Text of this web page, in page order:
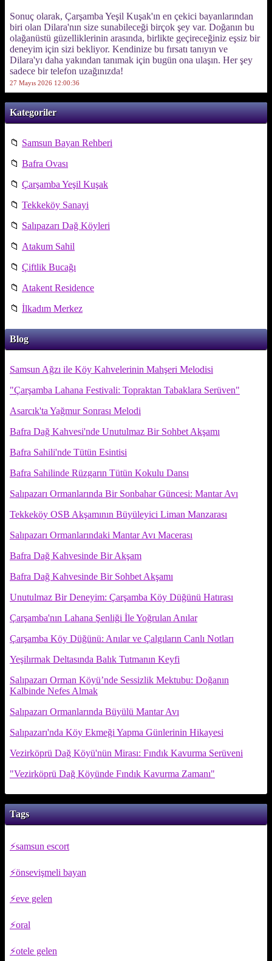
Kategoriler
📁 Samsun Bayan Rehberi
📁 Bafra Ovası
📁 Çarşamba Yeşil Kuşak
📁 Tekkeköy Sanayi
📁 Salıpazarı Dağ Köyleri
📁 Atakum Sahil
📁 Çiftlik Bucağı
📁 Atakent Residence
📁 İlkadım Merkez
Blog
Samsun Ağzı ile Köy Kahvelerinin Mahşeri Melodisi
"Çarşamba Lahana Festivali: Topraktan Tabaklara Serüven"
Asarcık'ta Yağmur Sonrası Melodi
Bafra Dağ Kahvesi'nde Unutulmaz Bir Sohbet Akşamı
Bafra Sahili'nde Tütün Esintisi
Bafra Sahilinde Rüzgarın Tütün Kokulu Dansı
Salıpazarı Ormanlarında Bir Sonbahar Güncesi: Mantar Avı
Tekkeköy OSB Akşamının Büyüleyici Liman Manzarası
Salıpazarı Ormanlarındaki Mantar Avı Macerası
Bafra Dağ Kahvesinde Bir Akşam
Bafra Dağ Kahvesinde Bir Sohbet Akşamı
Unutulmaz Bir Deneyim: Çarşamba Köy Düğünü Hatırası
Çarşamba'nın Lahana Şenliği İle Yoğrulan Anılar
Çarşamba Köy Düğünü: Anılar ve Çalgıların Canlı Notları
Yeşilırmak Deltasında Balık Tutmanın Keyfi
Salıpazarı Orman Köyü’nde Sessizlik Mektubu: Doğanın
Kalbinde Nefes Almak
Salıpazarı Ormanlarında Büyülü Mantar Avı
Salıpazarı'nda Köy Ekmeği Yapma Günlerinin Hikayesi
Vezirköprü Dağ Köyü'nün Mirası: Fındık Kavurma Serüveni
"Vezirköprü Dağ Köyünde Fındık Kavurma Zamanı"
Tags
samsun escort
önsevişmeli bayan
eve gelen
oral
otele gelen
Sonuç olarak, Çarşamba Yeşil Kuşak'ın en çekici bayanlarından
biri olan Dilara'nın size sunabileceği birçok şey var. Doğanın bu
olağanüstü güzelliklerinin arasında, birlikte geçireceğiniz eşsiz bir
deneyim için sizi bekliyor. Kendinize bu fırsatı tanıyın ve
Dilara'yı daha yakından tanımak için bugün ona ulaşın. Her şey
sadece bir telefon uzağınızda!
27 Mayıs 2026 12:00:36